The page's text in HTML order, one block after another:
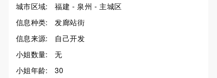
城市区域:
福建 - 泉州 - 主城区
信息种类:
发廊站街
信息来源:
自己开发
小姐数量:
无
小姐年龄:
30